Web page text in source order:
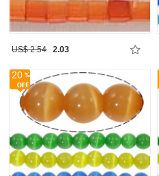
US$ 2.54 2.03
20